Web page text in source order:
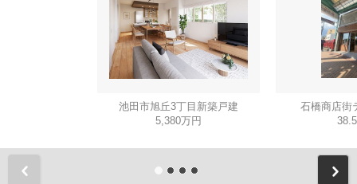
池田市旭丘3丁目新築戸建
5,380万円
石橋商店街